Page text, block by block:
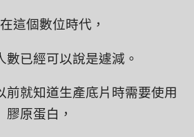
這個數位時代，
數已經可以說是遽減。
前就知道生產底片時需要使用
膠原蛋白，